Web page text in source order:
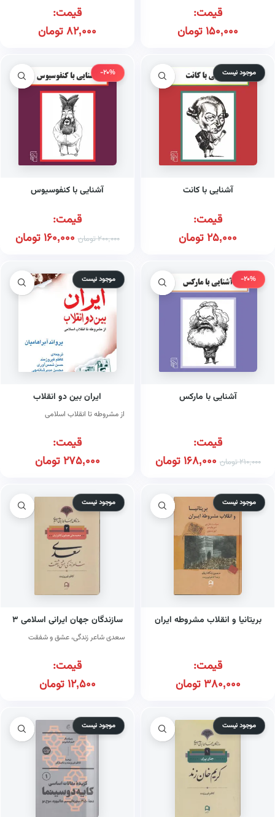
قیمت:
150,000تومان
قیمت:
82,000تومان
موجود نیست
آشنایی با کانت
قیمت:
25,000تومان
-20%
آشنایی با کنفوسیوس
قیمت:
200,000تومان 160,000تومان
-20%
آشنایی با مارکس
قیمت:
210,000تومان 168,000تومان
موجود نیست
ایران بین دو انقلاب
از مشروطه تا انقلاب اسلامی
قیمت:
275,000تومان
موجود نیست
بریتانیا و انقلاب مشروطه ایران
قیمت:
380,000تومان
موجود نیست
سازندگان جهان ایرانی اسلامی ۳
سعدی شاعر زندگی، عشق و شفقت
قیمت:
12,500تومان
موجود نیست موجود نیست